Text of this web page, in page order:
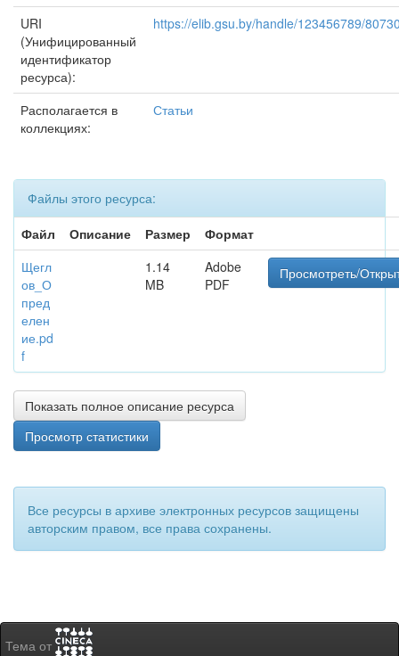
URI
(Унифицированный
идентификатор
ресурса):
https://elib.gsu.by/handle/123456789/
Располагается в
коллекциях:
Статьи
Файлы этого ресурса:
Файл
Описание Размер
Формат
Щегл
ов_О
пред
елен
ие.pd
f
1.14
MB
Adobe
PDF
Просмотреть/
Показать полное описание ресурса
Просмотр статистики
Все ресурсы в архиве электронных ресурсов защищены
авторским правом, все права сохранены.
Тема от